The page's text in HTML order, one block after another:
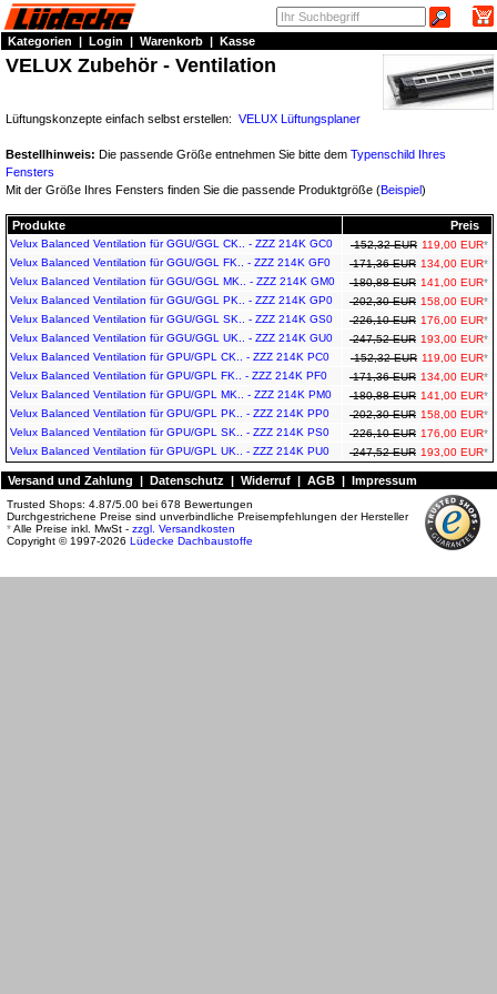
Kategorien | Login | Warenkorb | Kasse
VELUX Zubehör - Ventilation
Lüftungskonzepte einfach selbst erstellen: VELUX Lüftungsplaner
Bestellhinweis: Die passende Größe entnehmen Sie bitte dem Typenschild Ihres
Fensters
Mit der Größe Ihres Fensters finden Sie die passende Produktgröße (Beispiel)
Produkte Preis
Velux Balanced Ventilation für GGU/GGL CK.. - ZZZ 214K GC0 152,32 EUR 119,00 EUR*
Velux Balanced Ventilation für GGU/GGL FK.. - ZZZ 214K GF0
171,36 EUR 134,00 EUR*
Velux Balanced Ventilation für GGU/GGL MK.. - ZZZ 214K GM0
180,88 EUR 141,00 EUR*
Velux Balanced Ventilation für GGU/GGL PK.. - ZZZ 214K GP0
202,30 EUR 158,00 EUR*
Velux Balanced Ventilation für GGU/GGL SK.. - ZZZ 214K GS0
226,10 EUR 176,00 EUR*
Velux Balanced Ventilation für GGU/GGL UK.. - ZZZ 214K GU0
247,52 EUR 193,00 EUR*
Velux Balanced Ventilation für GPU/GPL CK.. - ZZZ 214K PC0
152,32 EUR 119,00 EUR*
Velux Balanced Ventilation für GPU/GPL FK.. - ZZZ 214K PF0
171,36 EUR 134,00 EUR*
Velux Balanced Ventilation für GPU/GPL MK.. - ZZZ 214K PM0
180,88 EUR 141,00 EUR*
Velux Balanced Ventilation für GPU/GPL PK.. - ZZZ 214K PP0
202,30 EUR 158,00 EUR*
Velux Balanced Ventilation für GPU/GPL SK.. - ZZZ 214K PS0
226,10 EUR 176,00 EUR*
Velux Balanced Ventilation für GPU/GPL UK.. - ZZZ 214K PU0
247,52 EUR 193,00 EUR*
Versand und Zahlung | Datenschutz | Widerruf | AGB | Impressum
Trusted Shops: 4.87/5.00 bei 678 Bewertungen
Durchgestrichene Preise sind unverbindliche Preisempfehlungen der Hersteller
*Alle Preise inkl. MwSt - zzgl. Versandkosten
Copyright © 1997-2026 Lüdecke Dachbaustoffe